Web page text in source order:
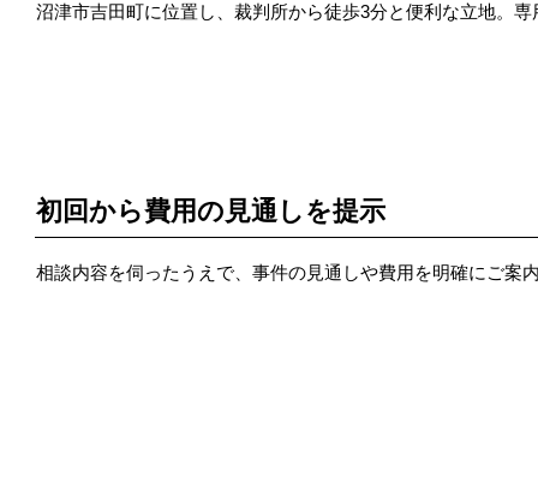
沼津市吉田町に位置し、裁判所から徒歩3分と便利な立地。
初回から費用の見通しを提示
相談内容を伺ったうえで、事件の見通しや費用を明確にご案